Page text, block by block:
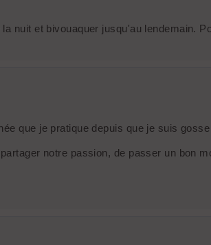
nuit et bivouaquer jusqu'au lendemain.
que je pratique depuis que je suis
notre passion, de passer un bon